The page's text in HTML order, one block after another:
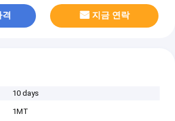
지금 연락
10 days
1MT